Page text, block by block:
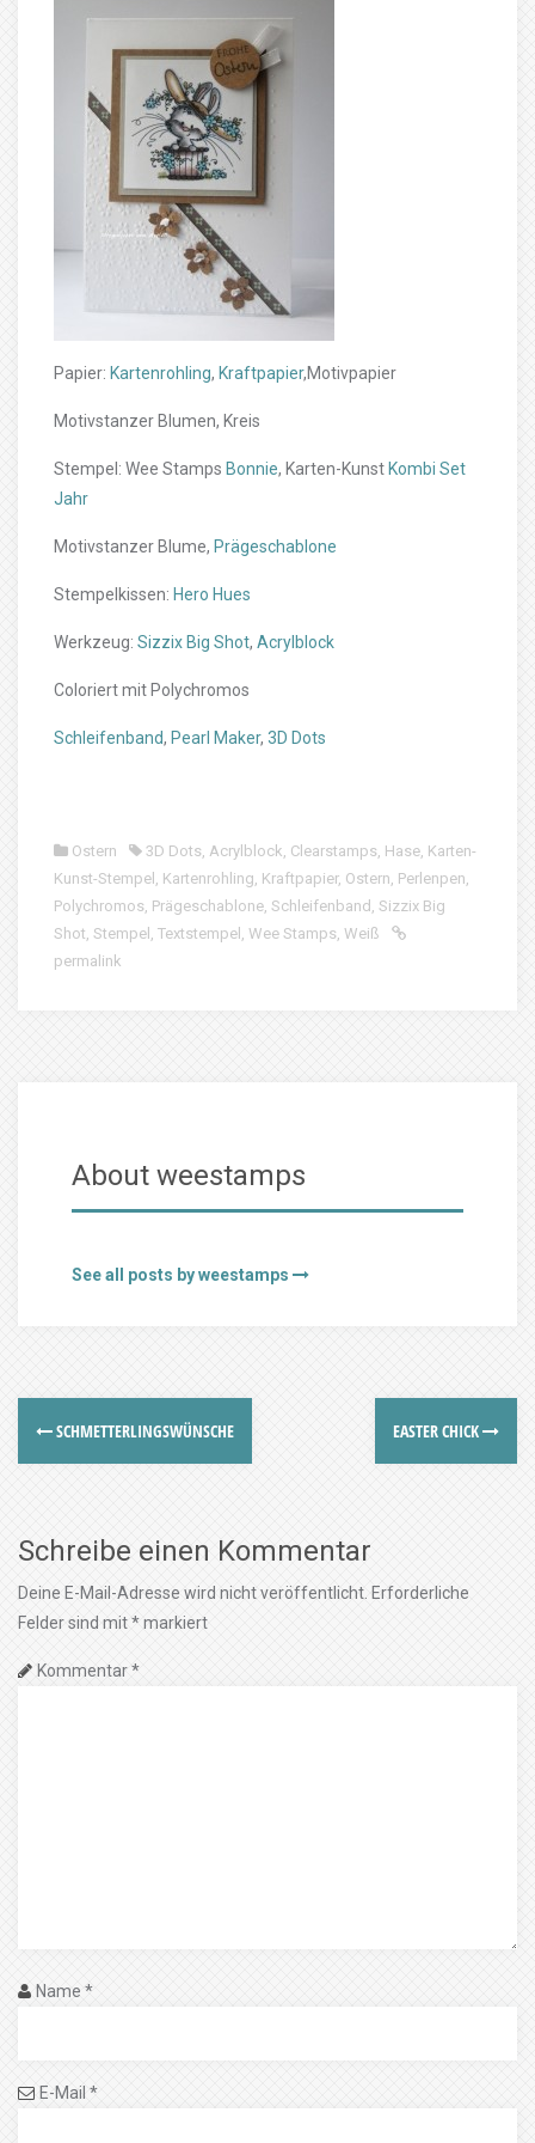
Papier: Kartenrohling, Kraftpapier,Motivpapier
Motivstanzer Blumen, Kreis
Stempel: Wee Stamps Bonnie, Karten-Kunst Kombi Set
Jahr
Motivstanzer Blume, Prägeschablone
Stempelkissen: Hero Hues
Werkzeug: Sizzix Big Shot, Acrylblock
Coloriert mit Polychromos
Schleifenband, Pearl Maker, 3D Dots
Ostern 3D Dots, Acrylblock, Clearstamps, Hase, Karten-
Kunst-Stempel , Kartenrohling, Kraftpapier, Ostern, Perlenpen,
Polychromos, Prägeschablone, Schleifenband , Sizzix Big
Shot, Stempel , Textstempel , Wee Stamps, Weiß
permalink
About weestamps
See all posts by weestamps
SCHMETTERLINGSWÜNSCHE EASTER CHICK
Schreibe einen Kommentar
Deine E-Mail-Adresse wird nicht veröffentlicht. Erforderliche
Felder sind mit*markiert
Kommentar*
Name *
E-Mail *